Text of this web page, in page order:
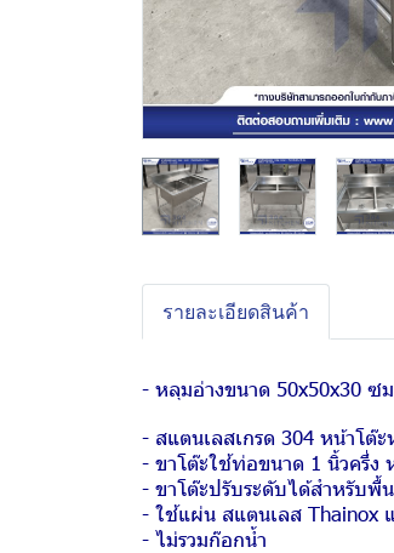
รายละเอียดสินค้า
- หลุมอ่างขนาด 50x50x30 ซ
- สแตนเลสเกรด 304 หน้าโต๊
- ขาโต๊ะใช้ท่อขนาด 1 นิ้วครึ่ง
- ขาโต๊ะปรับระดับได้สำหรับพื้
- ใช้แผ่น สแตนเลส Thainox
- ไม่รวมก๊อกน้ำ